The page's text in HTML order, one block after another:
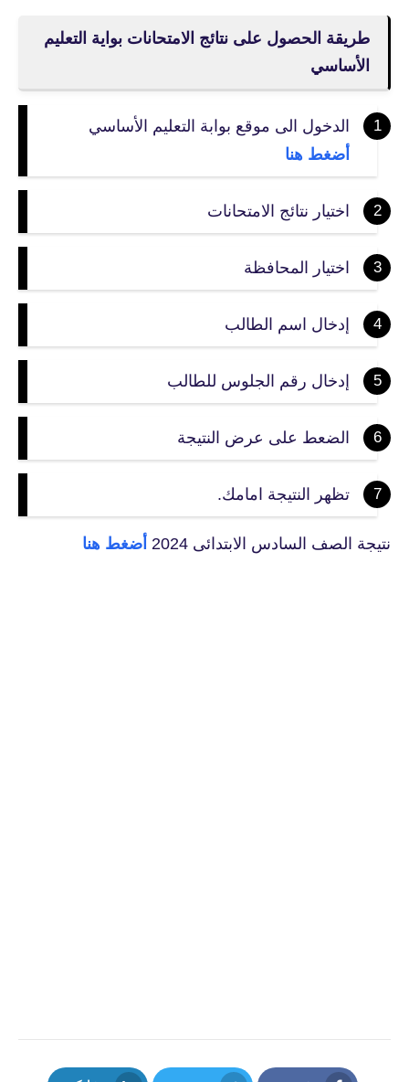
طريقة الحصول على نتائج الامتحانات بواية التعليم
الأساسي
الدخول الى موقع بوابة التعليم الأساسي
أضغط هنا
اختيار نتائج الامتحانات
اختيار المحافظة
إدخال اسم الطالب
إدخال رقم الجلوس للطالب
الضعط على عرض النتيجة
تظهر النتيجة امامك.
نتيجة الصف السادس الابتدائى 2024 أضغط هنا